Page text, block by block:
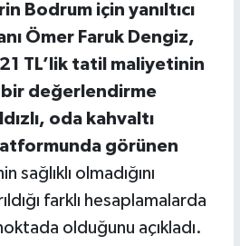
Bodrum için yanıltıcı
Ömer Faruk Dengiz,
TL’lik tatil maliyetinin
bir değerlendirme
oda kahvaltı
görünen
olmadığını
farklı hesaplamalarda
olduğunu açıkladı.